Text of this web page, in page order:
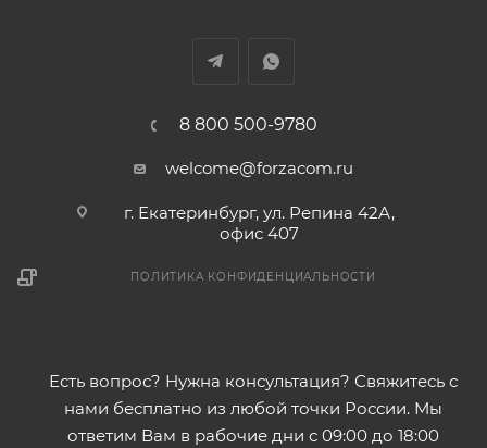
8 800 500-9780
welcome@forzacom.ru
г. Екатеринбург, ул. Репина 42А,
офис 407
ПОЛИТИКА КОНФИДЕНЦИАЛЬНОСТИ
Есть вопрос? Нужна консультация? Свяжитесь с
нами бесплатно из любой точки России. Мы
ответим Вам в рабочие дни с 09:00 до 18:00